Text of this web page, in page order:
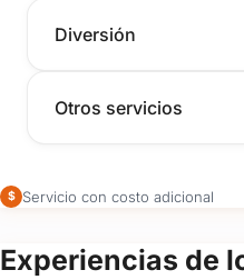
Diversión
Otros servicios
$ Servicio con costo adicional
Experiencias de